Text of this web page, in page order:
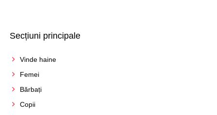
Secțiuni principale
Vinde haine
Femei
Bărbați
Copii